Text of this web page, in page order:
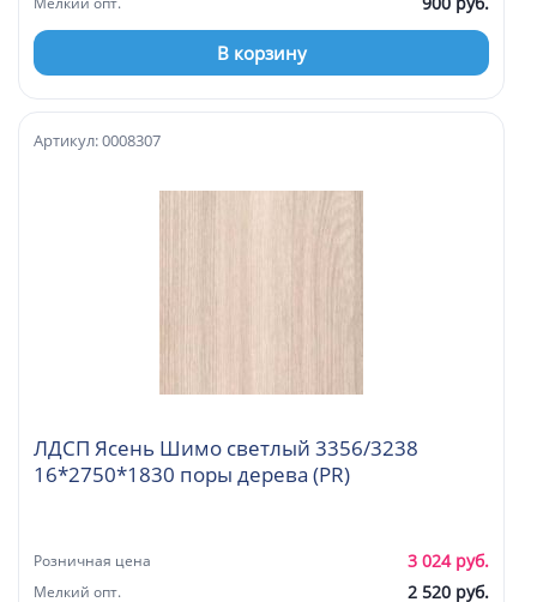
В корзину
ЛДСП Ясень Шимо светлый 3356/3238
16*2750*1830 поры дерева (PR)
Артикул: 0008307
Розничная цена 3 024 руб.
Мелкий опт. 2 520 руб.